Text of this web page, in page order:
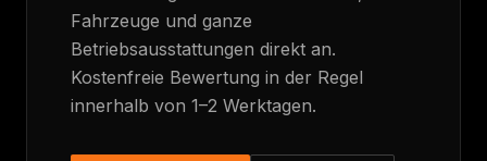
Fahrzeuge und ganze
Betriebsausstattungen direkt an.
Kostenfreie Bewertung in der Regel
innerhalb von 1–2 Werktagen.